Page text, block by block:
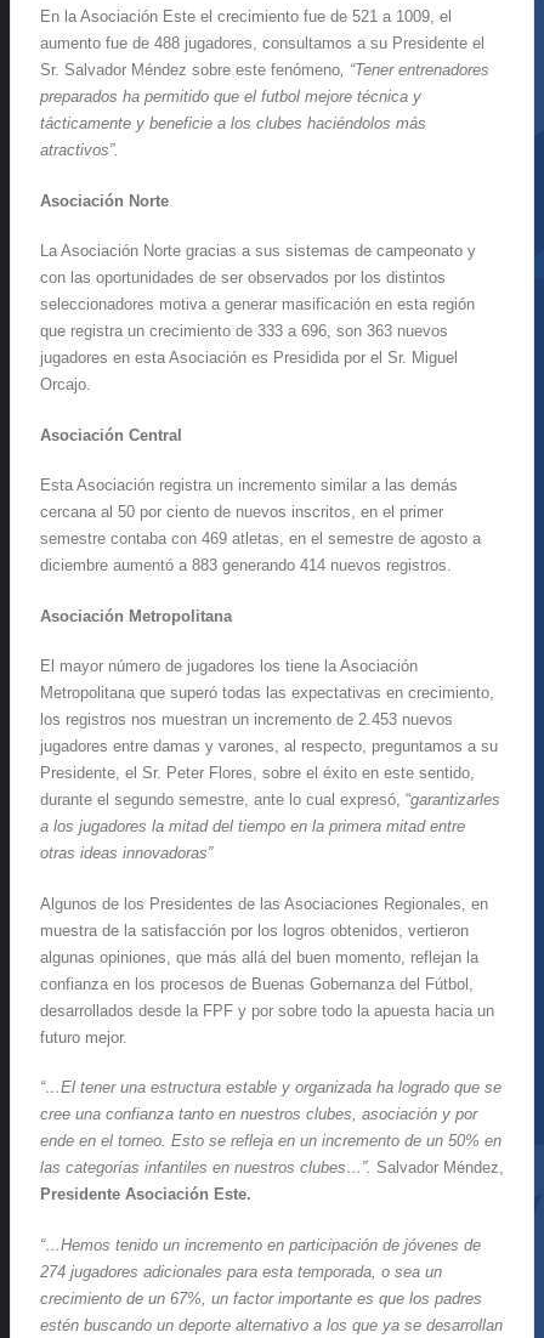
En la Asociación Este el crecimiento fue de 521 a 1009, el
aumento fue de 488 jugadores, consultamos a su Presidente el
Sr. Salvador Méndez sobre este fenómeno, “Tener entrenadores
preparados ha permitido que el futbol mejore técnica y
tácticamente y beneficie a los clubes haciéndolos más
atractivos”.
Asociación Norte
La Asociación Norte gracias a sus sistemas de campeonato y
con las oportunidades de ser observados por los distintos
seleccionadores motiva a generar masificación en esta región
que registra un crecimiento de 333 a 696, son 363 nuevos
jugadores en esta Asociación es Presidida por el Sr. Miguel
Orcajo.
Asociación Central
Esta Asociación registra un incremento similar a las demás
cercana al 50 por ciento de nuevos inscritos, en el primer
semestre contaba con 469 atletas, en el semestre de agosto a
diciembre aumentó a 883 generando 414 nuevos registros.
Asociación Metropolitana
El mayor número de jugadores los tiene la Asociación
Metropolitana que superó todas las expectativas en crecimiento,
los registros nos muestran un incremento de 2.453 nuevos
jugadores entre damas y varones, al respecto, preguntamos a su
Presidente, el Sr. Peter Flores, sobre el éxito en este sentido,
durante el segundo semestre, ante lo cual expresó, “garantizarles
a los jugadores la mitad del tiempo en la primera mitad entre
otras ideas innovadoras”
Algunos de los Presidentes de las Asociaciones Regionales, en
muestra de la satisfacción por los logros obtenidos, vertieron
algunas opiniones, que más allá del buen momento, reflejan la
confianza en los procesos de Buenas Gobernanza del Fútbol,
desarrollados desde la FPF y por sobre todo la apuesta hacia un
futuro mejor.
“…El tener una estructura estable y organizada ha logrado que se
cree una confianza tanto en nuestros clubes, asociación y por
ende en el torneo. Esto se refleja en un incremento de un 50% en
las categorías infantiles en nuestros clubes…”. Salvador Méndez,
Presidente Asociación Este.
“…Hemos tenido un incremento en participación de jóvenes de
274 jugadores adicionales para esta temporada, o sea un
crecimiento de un 67%, un factor importante es que los padres
estén buscando un deporte alternativo a los que ya se desarrollan